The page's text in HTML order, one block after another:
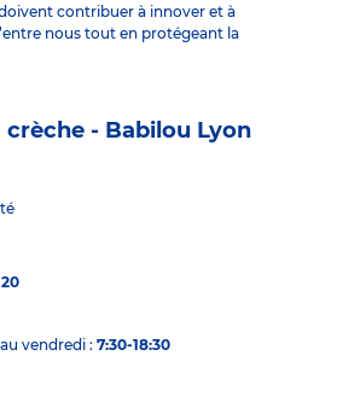
contribuer à innover et à
nous tout en protégeant la
crèche - Babilou Lyon
20
vendredi : 7:30-18:30